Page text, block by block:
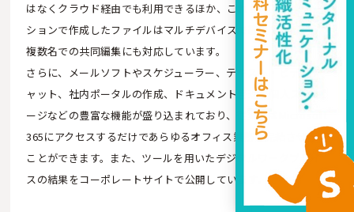
はなくクラウド経由でも利用できるほか、これらのアプリケー
ションで作成したファイルはマルチデバイスで編集できる上、
複数名での共同編集にも対応しています。
さらに、メールソフトやスケジューラー、テキスト・ビデオチ
ャット、社内ポータルの作成、ドキュメント管理、個人ストレ
ージなどの豊富な機能が盛り込まれており、従業員はMicrosoft
365にアクセスするだけであらゆるオフィス業務を完結させる
ことができます。また、ツールを用いたデジタルワークプレイ
スの結果をコーポレートサイトで公開しています。